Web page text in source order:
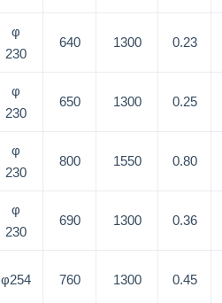
0.23
1300
640
φ
230
0.25
1300
650
φ
230
0.80
1550
800
φ
230
0.36
1300
690
φ
230
0.45
1300
760
φ254